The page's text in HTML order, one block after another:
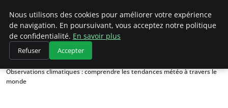
Climategatecountryclub.com
Accueil
Changements climatiques
Observations climatiques : comprendre les tendances météo à travers le
monde
Nous utilisons des cookies pour améliorer votre expérience
de navigation. En poursuivant, vous acceptez notre politique
de confidentialité. En savoir plus
Refuser Accepter